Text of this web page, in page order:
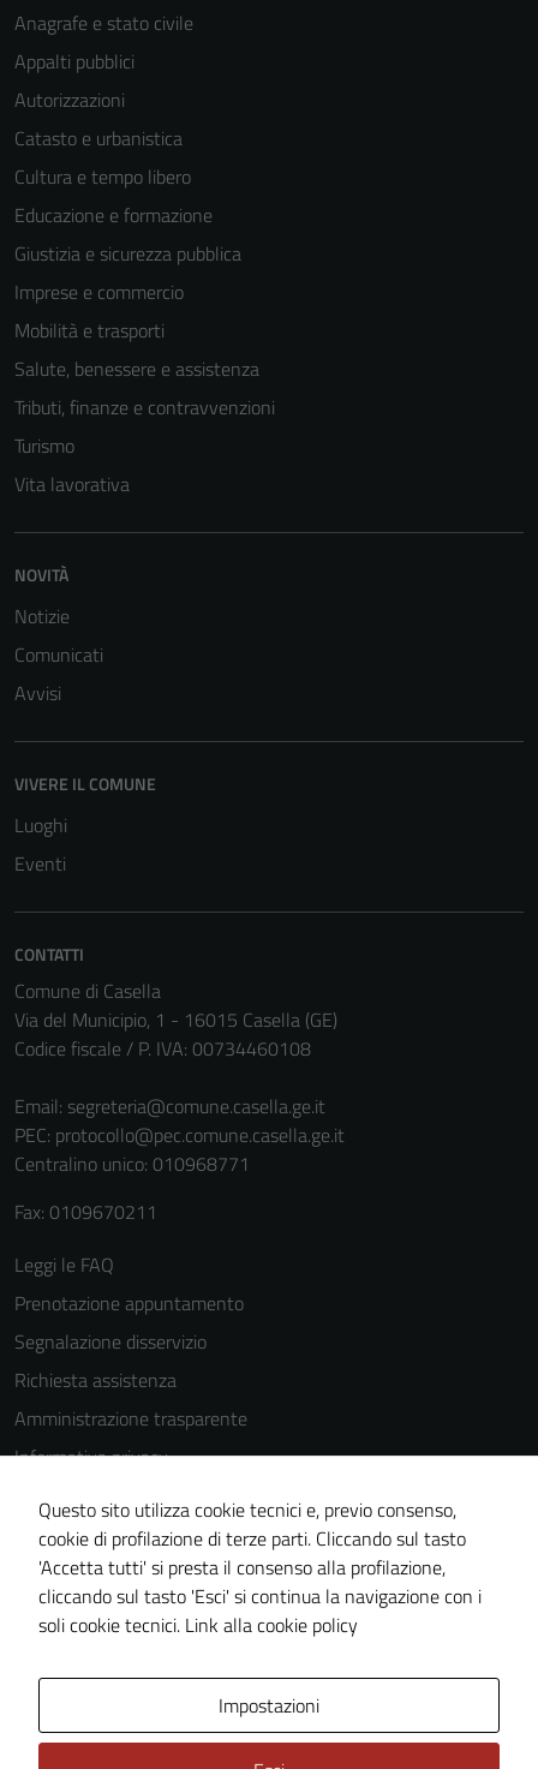
Anagrafe e stato civile
Appalti pubblici
Autorizzazioni
Catasto e urbanistica
Cultura e tempo libero
Educazione e formazione
Giustizia e sicurezza pubblica
Imprese e commercio
Mobilità e trasporti
Salute, benessere e assistenza
Tributi, finanze e contravvenzioni
Turismo
Vita lavorativa
NOVITÀ
Notizie
Comunicati
Avvisi
VIVERE IL COMUNE
Luoghi
Eventi
CONTATTI
Comune di Casella
Via del Municipio, 1 - 16015 Casella (GE)
Codice fiscale / P. IVA: 00734460108
Email: segreteria@comune.casella.ge.it
PEC: protocollo@pec.comune.casella.ge.it
Centralino unico: 010968771
Fax: 0109670211
Leggi le FAQ
Prenotazione appuntamento
Segnalazione disservizio
Richiesta assistenza
Amministrazione trasparente
Informativa privacy
Cookie Policy
Note legali
Dichiarazione di accessibilità
Piano di miglioramento del sito
Questo sito utilizza cookie tecnici e, previo consenso,
cookie di profilazione di terze parti. Cliccando sul tasto
'Accetta tutti' si presta il consenso alla profilazione,
cliccando sul tasto 'Esci' si continua la navigazione con i
soli cookie tecnici. Link alla cookie policy
Impostazioni
del sito e non
essere
disabilitati.
Questi cookie
non raccolgono
informazioni
Terze parti